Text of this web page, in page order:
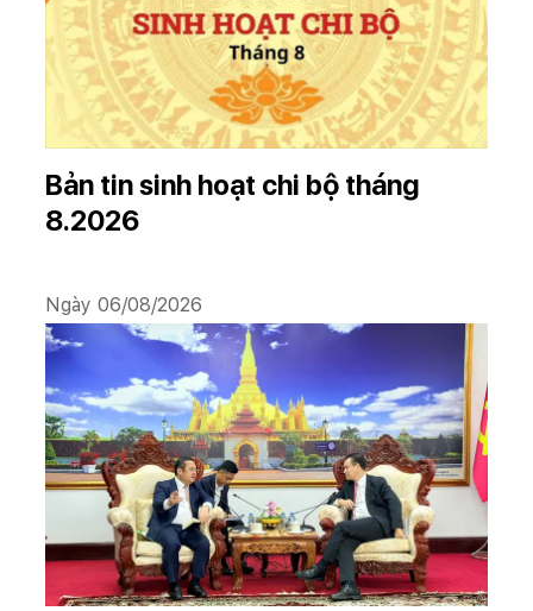
Bản tin sinh hoạt chi bộ tháng
8.2026
Ngày 06/08/2026